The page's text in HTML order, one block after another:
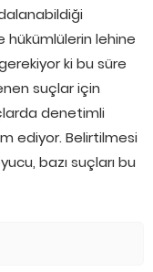
hükümlülerin lehine
ki bu süre
suçlar için
denetimli
ediyor. Belirtilmesi
bazı suçları bu